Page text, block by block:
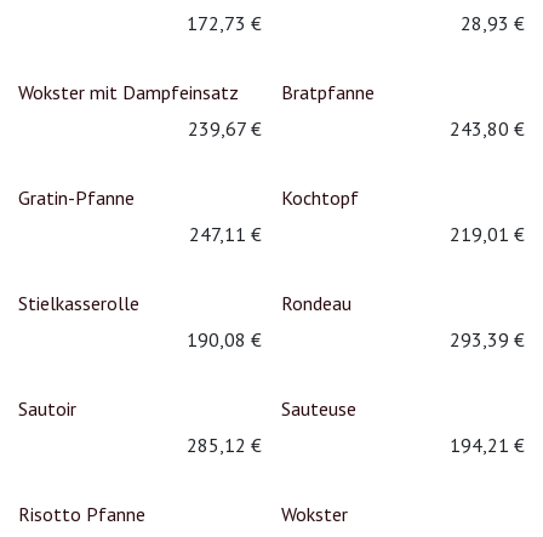
172,73 €
28,93 €
Wokster mit Dampfeinsatz
239,67€
Bratpfanne
243,80 €
Gratin-Pfanne
247,11 €
Kochtopf
219,01 €
Stielkasserolle
190,08 €
Rondeau
293,39 €
Sautoir
285,12 €
Sauteuse
194,21 €
Risotto Pfanne
Wokster